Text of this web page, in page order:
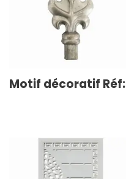
Motif décoratif Réf: